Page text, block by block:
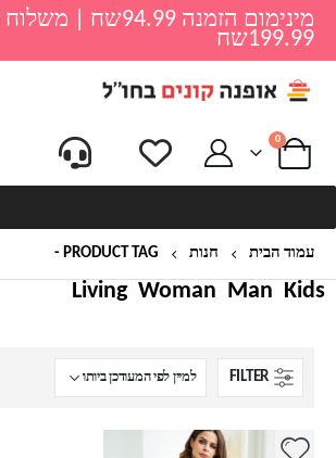
מינימום הזמנה
199.99שח
0
עמוד הבית חנות PRODUCT TAG -
Kids
Man
Woman
Living
FILTER
למוצר